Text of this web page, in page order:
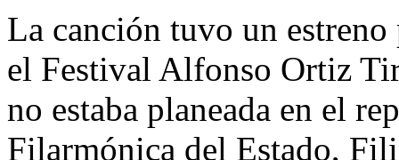
La canción tuvo un
el Festival Alfonso Ortiz
no estaba planeada en el
Filarmónica del Estado,